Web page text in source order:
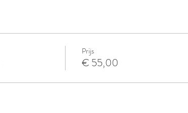
Prijs
€ 55,00